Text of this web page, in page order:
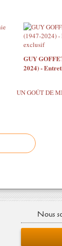
GUY
2024) -
UN GOÛT DE
Nous